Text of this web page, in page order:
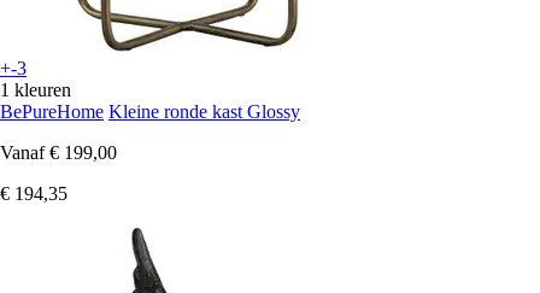
+-3
1 kleuren
BePureHome Kleine ronde kast Glossy
Vanaf € 199,00
€ 194,35